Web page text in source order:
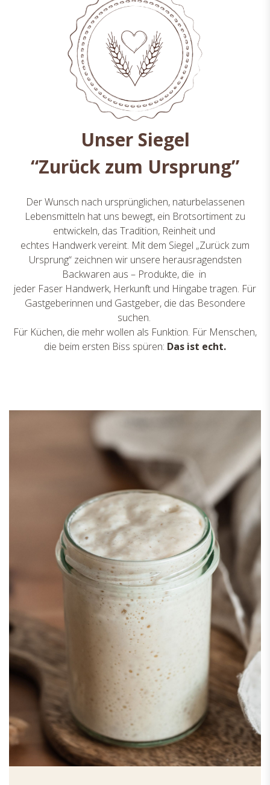
Unser Siegel
“Zurück zum Ursprung”
Der Wunsch nach ursprünglichen, naturbelassenen
Lebensmitteln hat uns bewegt, ein Brotsortiment zu
entwickeln, das Tradition, Reinheit und
echtes Handwerk vereint. Mit dem Siegel „Zurück zum
Ursprung“ zeichnen wir unsere herausragendsten
Backwaren aus – Produkte, die in
jeder Faser Handwerk, Herkunft und Hingabe tragen. Für
Gastgeberinnen und Gastgeber, die das Besondere
suchen.
Für Küchen, die mehr wollen als Funktion. Für Menschen,
die beim ersten Biss spüren: Das ist echt.